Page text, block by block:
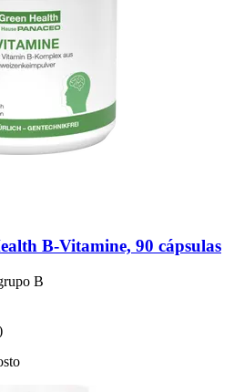
B-​Vitamine, 90 cápsulas
B